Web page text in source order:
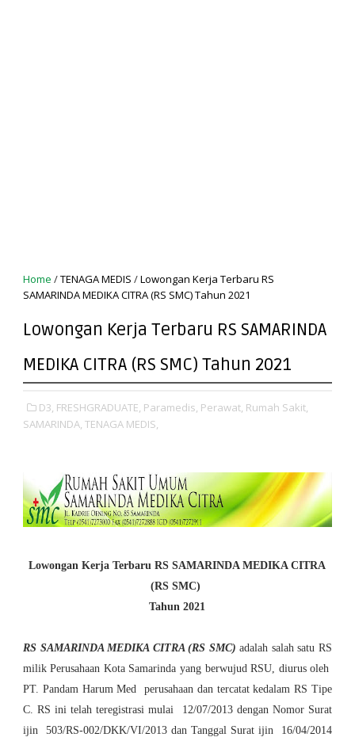
Home /TENAGA MEDIS /Lowongan Kerja Terbaru RS
SAMARINDA MEDIKA CITRA (RS SMC) Tahun 2021
Lowongan Kerja Terbaru RS SAMARINDA
MEDIKA CITRA (RS SMC) Tahun 2021
D3, FRESHGRADUATE, Paramedis, Perawat, Rumah Sakit,
SAMARINDA, TENAGA MEDIS,
Lowongan KerjaTerbaruRS SAMARINDA MEDIKA CITRA
(RS SMC)
Tahun 2021
RS SAMARINDA MEDIKA CITRA (RS SMC) adalah salah satu RS
milik Perusahaan Kota Samarinda yang berwujud RSU, diurus oleh
PT. Pandam Harum Med perusahaan dan tercatat kedalam RS Tipe
C. RS ini telah teregistrasi mulai 12/07/2013 dengan Nomor Surat
ijin 503/RS-002/DKK/VI/2013 dan Tanggal Surat ijin 16/04/2014